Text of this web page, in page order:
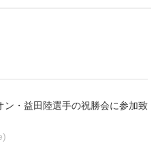
ン・益田陸選手の祝勝会に参加致